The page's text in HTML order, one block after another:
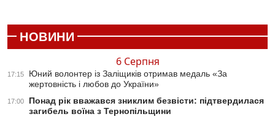
НОВИНИ
6 Серпня
17:15
Юний волонтер із Заліщиків отримав медаль «За
жертовність і любов до України»
17:00
Понад рік вважався зниклим безвісти: підтвердилася
загибель воїна з Тернопільщини